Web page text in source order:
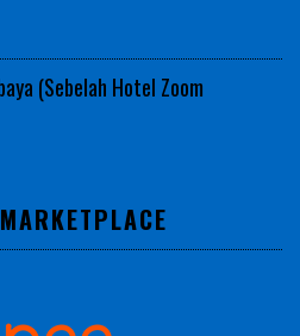
(Sebelah Hotel Zoom